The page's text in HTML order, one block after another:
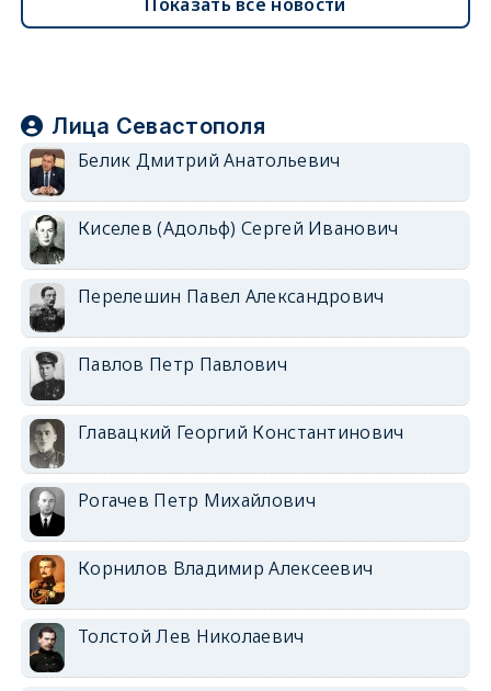
Лица Севастополя
Белик Дмитрий Анатольевич
Киселев (Адольф) Сергей Иванович
Перелешин Павел Александрович
Павлов Петр Павлович
Главацкий Георгий Константинович
Рогачев Петр Михайлович
Корнилов Владимир Алексеевич
Толстой Лев Николаевич